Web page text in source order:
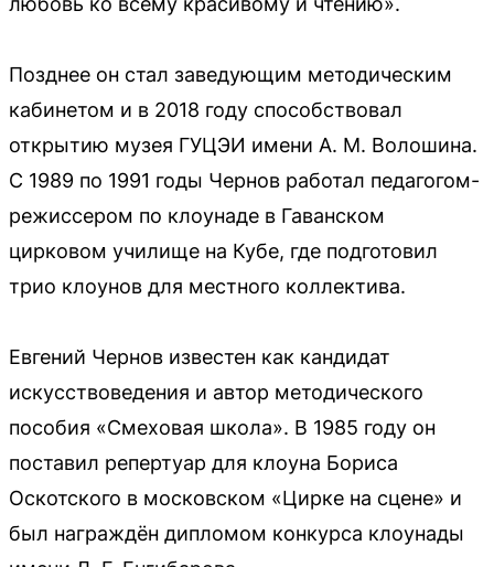
Позднее он стал заведующим методическим
кабинетом и в 2018 году способствовал
открытию музея ГУЦЭИ имени А. М. Волошина.
С 1989 по 1991 годы Чернов работал педагогом-
режиссером по клоунаде в Гаванском
цирковом училище на Кубе, где подготовил
трио клоунов для местного коллектива.
Евгений Чернов известен как кандидат
искусствоведения и автор методического
пособия «Смеховая школа». В 1985 году он
поставил репертуар для клоуна Бориса
Оскотского в московском «Цирке на сцене» и
был награждён дипломом конкурса клоунады